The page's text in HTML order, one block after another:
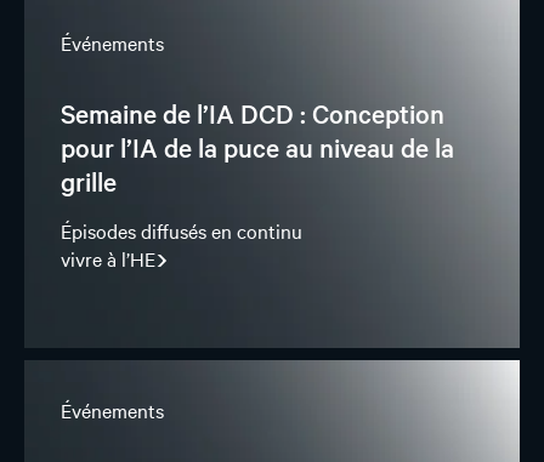
Événements
Semaine de l’IA DCD : Conception
pour l’IA de la puce au niveau de la
grille
Épisodes diffusés en continu
vivre à l’HE
Événements